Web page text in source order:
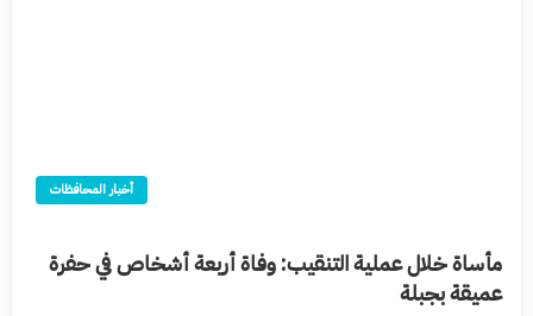
أخبار المحافظات
مأساة خلال عملية التنقيب: وفاة أربعة أشخاص في حفرة
عميقة بجبلة